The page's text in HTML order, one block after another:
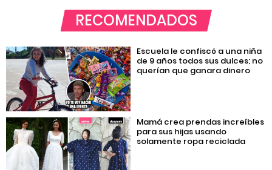
RECOMENDADOS
Escuela le confiscó a una niña
de 9 años todos sus dulces; no
querían que ganara dinero
Mamá crea prendas increíbles
para sus hijas usando
solamente ropa reciclada